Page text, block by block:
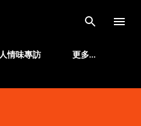
人情味專訪 更多…